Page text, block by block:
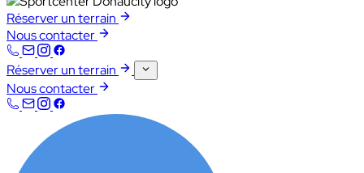
Réserver un terrain
Nous contacter
Réserver un terrain
Nous contacter